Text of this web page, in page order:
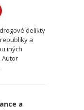
delikty
a
iných
Autor
a